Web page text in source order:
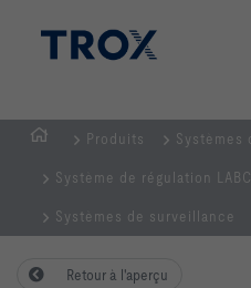
d'accueil
Produits Systèmes
Système de régulation
Systèmes de surveillance
Retour à l'aperçu